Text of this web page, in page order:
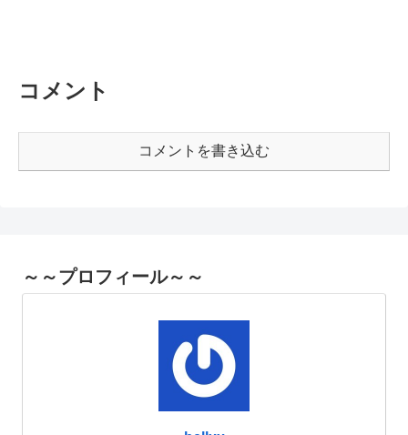
コメント
コメントを書き込む
～～プロフィール～～